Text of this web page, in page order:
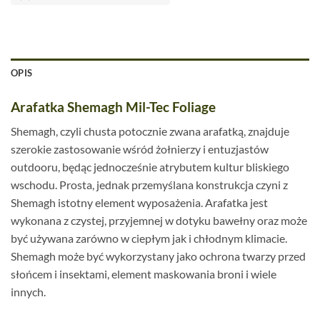
OPIS
Arafatka Shemagh Mil-Tec Foliage
Shemagh, czyli chusta potocznie zwana arafatką, znajduje
szerokie zastosowanie wśród żołnierzy i entuzjastów
outdooru, będąc jednocześnie atrybutem kultur bliskiego
wschodu. Prosta, jednak przemyślana konstrukcja czyni z
Shemagh istotny element wyposażenia. Arafatka jest
wykonana z czystej, przyjemnej w dotyku bawełny oraz może
być używana zarówno w ciepłym jak i chłodnym klimacie.
Shemagh może być wykorzystany jako ochrona twarzy przed
słońcem i insektami, element maskowania broni i wiele
innych.